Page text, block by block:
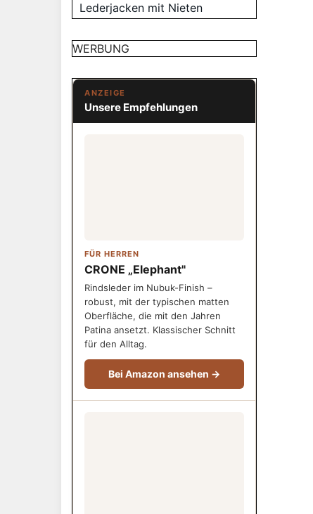
Lederjacken mit Nieten
WERBUNG
ANZEIGE
Unsere Empfehlungen
FÜR HERREN
CRONE „Elephant"
Rindsleder im Nubuk-Finish –
robust, mit der typischen matten
Oberfläche, die mit den Jahren
Patina ansetzt. Klassischer Schnitt
für den Alltag.
Bei Amazon ansehen →